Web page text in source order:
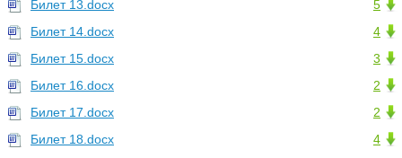
5
Билет 13.docx
4
Билет 14.docx
3
Билет 15.docx
2
Билет 16.docx
2
Билет 17.docx
4
Билет 18.docx